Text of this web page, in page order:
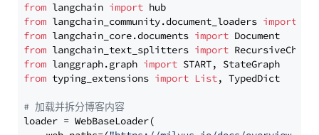
from langchain import
from langchain_community.document_loaders import
from langchain_core.documents import
from langchain_text_splitters import
from langgraph.graph import
from typing_extensions import List, TypedDict
# 加载并拆分博客内容
loader = WebBaseLoader(